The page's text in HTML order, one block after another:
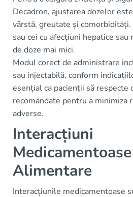
Decadron, ajustarea dozelor
vârstă, greutate și
sau cei cu afecțiuni hepatice
de doze mai mici.
Modul corect de administrare
sau injectabilă, conform
esențial ca pacienții să respecte
recomandate pentru a minimiza
adverse.
Interacțiuni
Alimentare
Interacțiunile medicamentoase